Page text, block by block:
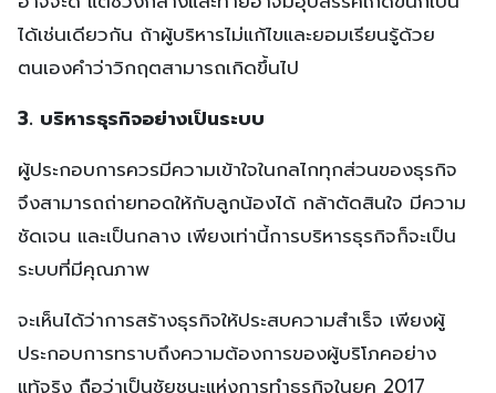
ได้เช่นเดียวกัน ถ้าผู้บริหารไม่แก้ไขและยอมเรียนรู้ด้วย
ตนเองคำว่าวิกฤตสามารถเกิดขึ้นไป
3. บริหารธุรกิจอย่างเป็นระบบ
ผู้ประกอบการควรมีความเข้าใจในกลไกทุกส่วนของธุรกิจ
จึงสามารถถ่ายทอดให้กับลูกน้องได้ กล้าตัดสินใจ มีความ
ชัดเจน และเป็นกลาง เพียงเท่านี้การบริหารธุรกิจก็จะเป็น
ระบบที่มีคุณภาพ
จะเห็นได้ว่าการสร้างธุรกิจให้ประสบความสำเร็จ เพียงผู้
ประกอบการทราบถึงความต้องการของผู้บริโภคอย่าง
แท้จริง ถือว่าเป็นชัยชนะแห่งการทำธุรกิจในยุค 2017